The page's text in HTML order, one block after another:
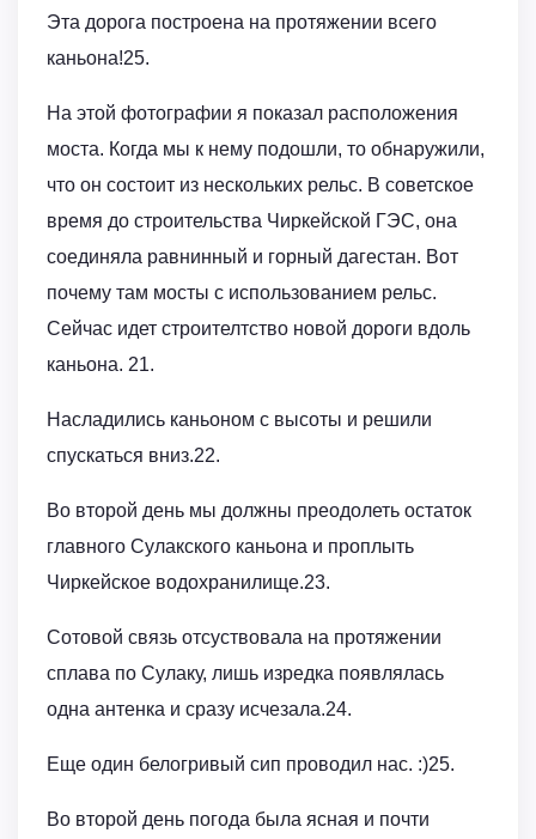
Эта дорога построена на протяжении всего
каньона!25.
На этой фотографии я показал расположения
моста. Когда мы к нему подошли, то обнаружили,
что он состоит из нескольких рельс. В советское
время до строительства Чиркейской ГЭС, она
соединяла равнинный и горный дагестан. Вот
почему там мосты с использованием рельс.
Сейчас идет строителтство новой дороги вдоль
каньона. 21.
Насладились каньоном с высоты и решили
спускаться вниз.22.
Во второй день мы должны преодолеть остаток
главного Сулакского каньона и проплыть
Чиркейское водохранилище.23.
Сотовой связь отсуствовала на протяжении
сплава по Сулаку, лишь изредка появлялась
одна антенка и сразу исчезала.24.
Еще один белогривый сип проводил нас. :)25.
Во второй день погода была ясная и почти